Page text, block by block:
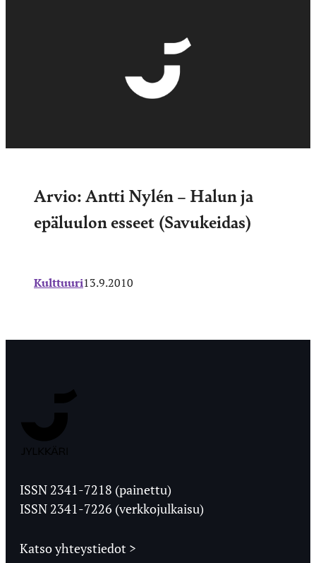
Arvio: Antti Nylén – Halun ja
epäluulon esseet (Savukeidas)
Kulttuuri13.9.2010
Ylioppilaslehti
ISSN 2341-7218 (painettu)
ISSN 2341-7226 (verkkojulkaisu)
Katso yhteystiedot >